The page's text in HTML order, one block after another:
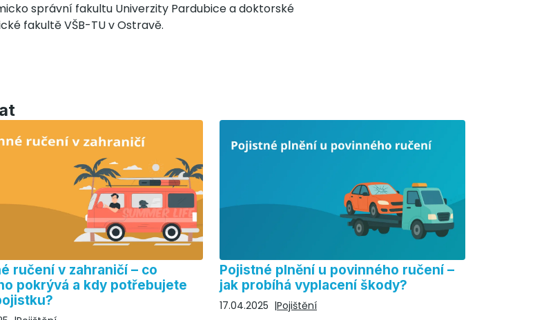
správní fakultu Univerzity Pardubice a doktorské
fakultě VŠB-TU v Ostravě.
ručení v zahraničí – co
pokrývá a kdy potřebujete
Pojistné plnění u povinného ručení –
jak probíhá vyplacení škody?
17.04.2025
Pojištění